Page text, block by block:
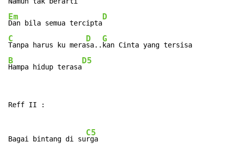
Em
Dan bila semua tercipta
D
C
Tanpa harus ku mera
D
sa..
G
B
Hampa hidup terasa
D5
Reff II :
Bagai bintang di su
C5
rga